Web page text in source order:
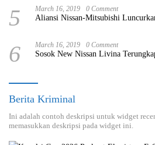
5 March 16, 2019 0 Comment
Aliansi Nissan-Mitsubishi
6 March 16, 2019 0 Comment
Sosok New Nissan Livina
Berita Kriminal
Ini adalah contoh deskripsi untuk widget
memasukkan deskripsi pada widget ini.